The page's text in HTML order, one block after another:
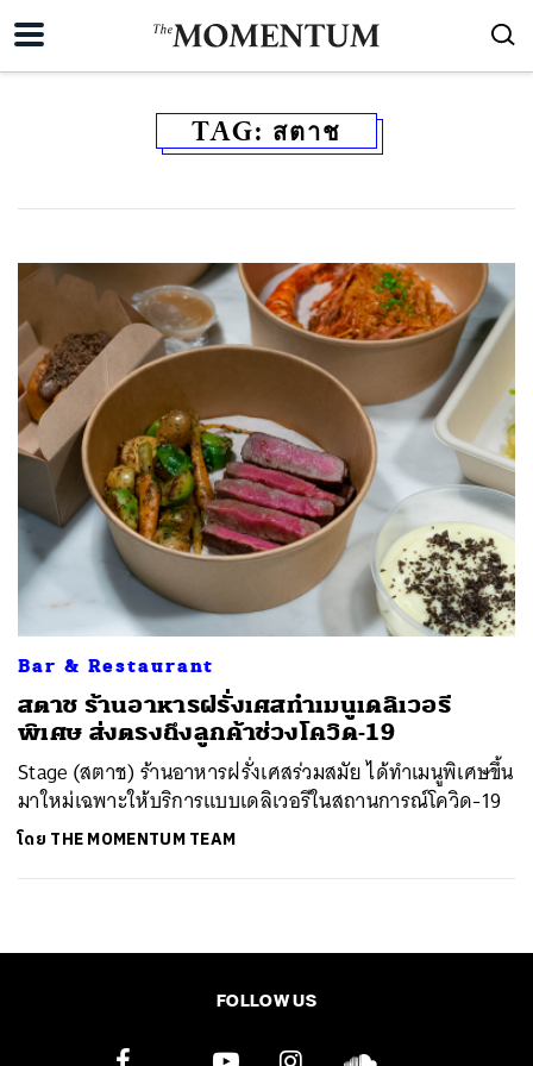
TAG: สตาช
Bar & Restaurant
สตาช ร้านอาหารฝรั่งเศสทำเมนูเดลิเวอรี
พิเศษ ส่งตรงถึงลูกค้าช่วงโควิด-19
Stage (สตาช) ร้านอาหารฝรั่งเศสร่วมสมัย ได้ทำเมนูพิเศษขึ้น
มาใหม่เฉพาะให้บริการแบบเดลิเวอรีในสถานการณ์โควิด-19
โดย THE MOMENTUM TEAM
FOLLOW US
ค้นหา
SHARE TWEET LINE EMAIL